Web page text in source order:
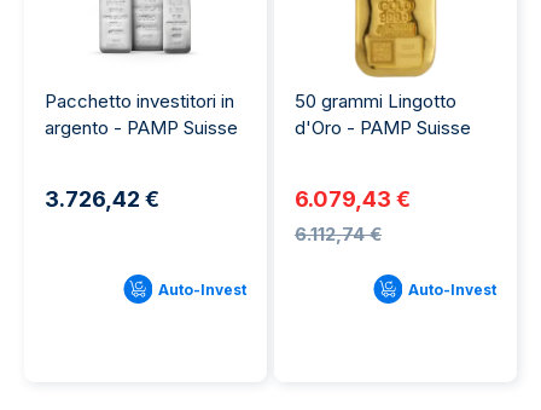
Pacchetto investitori in
argento - PAMP Suisse
3.726,42 €
Auto-Invest
50 grammi Lingotto
d'Oro - PAMP Suisse
6.079,43 €
6.112,74 €
Auto-Invest